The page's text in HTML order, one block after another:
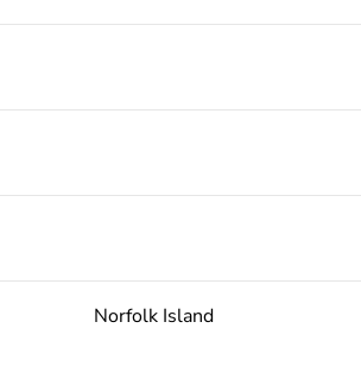
Norfolk Island